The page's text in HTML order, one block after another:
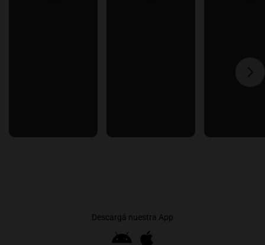
Descargá nuestra App